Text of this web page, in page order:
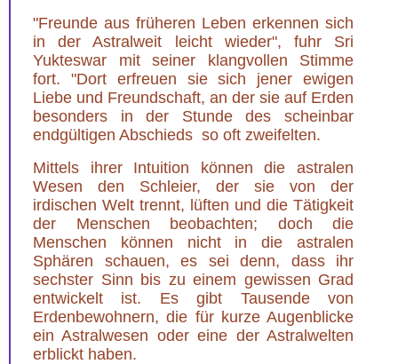
"Freunde aus früheren Leben erkennen sich
in der Astralweit leicht wieder", fuhr Sri
Yukteswar mit seiner klangvollen Stimme
fort. "Dort erfreuen sie sich jener ewigen
Liebe und Freundschaft, an der sie auf Erden
besonders in der Stunde des scheinbar
endgültigen Abschieds so oft zweifelten.
Mittels ihrer Intuition können die astralen
Wesen den Schleier, der sie von der
irdischen Welt trennt, lüften und die Tätigkeit
der Menschen beobachten; doch die
Menschen können nicht in die astralen
Sphären schauen, es sei denn, dass ihr
sechster Sinn bis zu einem gewissen Grad
entwickelt ist. Es gibt Tausende von
Erdenbewohnern, die für kurze Augenblicke
ein Astralwesen oder eine der Astralwelten
erblickt haben.